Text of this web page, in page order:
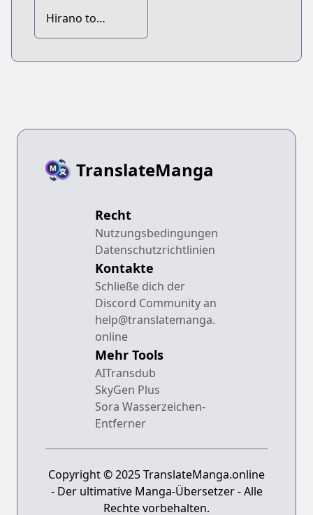
Hirano to
Kagiura
TranslateManga
Recht
Nutzungsbedingungen
Datenschutzrichtlinien
Kontakte
Schließe dich der
Discord Community an
help@translatemanga.
online
Mehr Tools
AITransdub
SkyGen Plus
Sora Wasserzeichen-
Entferner
Copyright © 2025 TranslateManga.online
- Der ultimative Manga-Übersetzer - Alle
Rechte vorbehalten.